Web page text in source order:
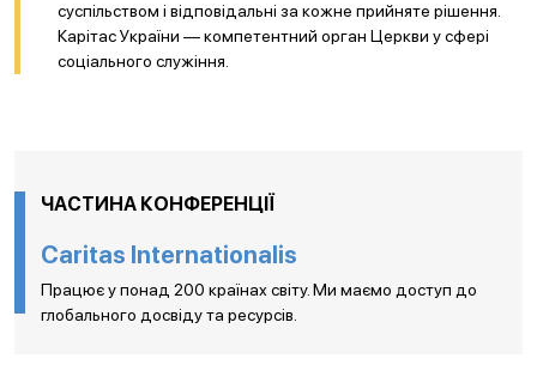
суспільством і відповідальні за кожне прийняте рішення.
Карітас України — компетентний орган Церкви у сфері
соціального служіння.
ЧАСТИНА КОНФЕРЕНЦІЇ
Caritas Internationalis
Працює у понад 200 країнах світу. Ми маємо доступ до
глобального досвіду та ресурсів.